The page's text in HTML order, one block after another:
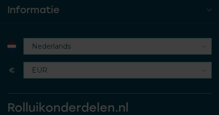
Informatie
€
Rolluikonderdelen.nl